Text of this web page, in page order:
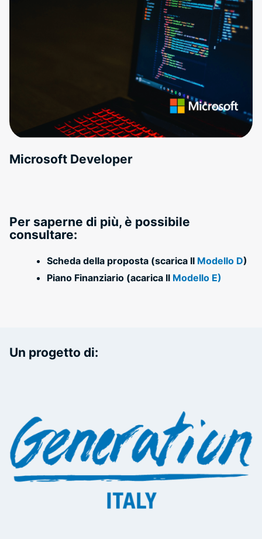
Microsoft Developer
Per saperne di più, è possibile
consultare:
Scheda della proposta (scarica II Modello D)
Piano Finanziario (acarica Il Modello E)
Un progetto di: